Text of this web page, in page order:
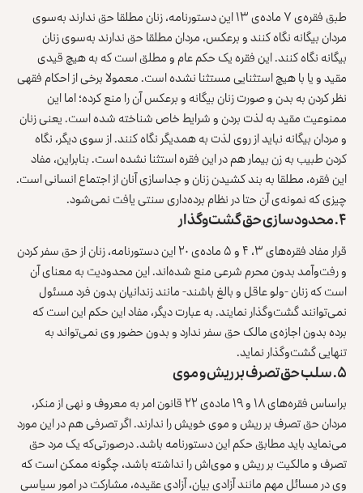
طبق فقره‌ی ۷ ماده‌ی ۱۳ این دستورنامه، زنان مطلقا حق ندارند به‌سوی
مردان بیگانه نگاه کنند و برعکس، مردان مطلقا حق ندارند به‌سوی زنان
بیگانه نگاه کنند. این فقره یک حکم عام و مطلق است که به هیچ قیدی
مقید و یا با هیچ استثنایی مستثنا نشده است. معمولا برخی از احکام فقهی
نظر کردن به بدن و صورت زنان بیگانه و برعکس آن را منع کرده؛ اما این
ممنوعیت مقید به لذت بردن و شرایط خاص شناخته شده است. یعنی زنان
و مردان بیگانه نباید از روی لذت به همدیگر نگاه کنند. از سوی دیگر، نگاه
کردن طبیب به زن بیمار هم در این فقره استثنا نشده است. بنابراین، مفاد
این فقره، مطلقا به بند کشیدن زنان و جداسازی آنان از اجتماع انسانی است.
چیزی که نمونه‌ی آن حتا در نظام برده‌داری سنتی یافت نمی‌شود.
۴. محدودسازی حق گشت‌وگذار
قرار مفاد فقره‌های ۳، ۴ و ۵ ماده‌ی ۲۰ این دستورنامه، زنان از حق سفر کردن
و رفت‌وآمد بدون محرم شرعی منع شده‌اند. این محدودیت به معنای آن
است که زنان -ولو عاقل و بالغ باشند- مانند زندانیان بدون فرد مسئول
نمی‌توانند گشت‌وگذار نمایند. به عبارت دیگر، مفاد این حکم این است که
برده بدون اجازه‌ی مالک حق سفر ندارد و بدون حضور وی نمی‌تواند به
تنهایی گشت‌وگذار نماید.
۵. سلب حق تصرف بر ریش و موی
براساس فقره‌های ۱۸ و ۱۹ ماده‌ی ۲۲ قانون امر به معروف و نهی از منکر،
مردان حق تصرف بر ریش و موی خویش را ندارند. اگر تصرفی هم در این مورد
می‌نماید باید مطابق حکم این دستورنامه باشد. درصورتی‌که یک مرد حق
تصرف و مالکیت بر ریش و موی‌اش را نداشته باشد، چگونه ممکن است که
وی در مسائل مهم مانند آزادی بیان، آزادی عقیده، مشارکت در امور سیاسی